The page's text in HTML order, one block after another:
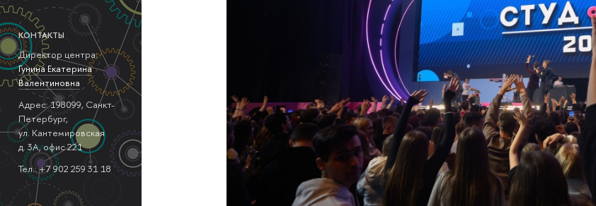
КОНТАКТЫ
Директор центра:
Гунина Екатерина
Валентиновна
Адрес: 198099, Санкт-
Петербург,
ул. Кантемировская
д. 3А, офис 221
Тел.: +7 902 259 31 18